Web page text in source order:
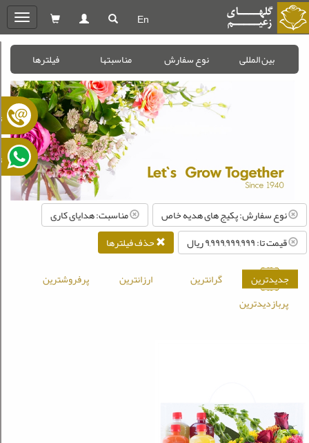
En
بین المللی نوع سفارش مناسبتها فیلترها
نوع سفارش: پکیج های هدیه خاص
مناسبت: هدایای کاری
قیمت تا: ۹,۹۹۹,۹۹۹,۹۹۹ ريال
حذف فیلترها
جدیدترین
گرانترین ارزانترین
پرفروشترین
پربازدیدترین